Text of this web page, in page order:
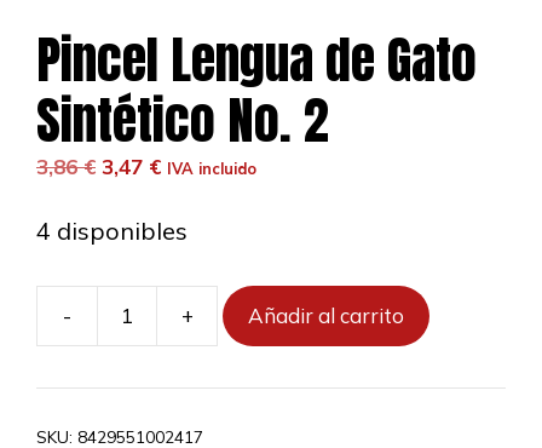
Pincel Lengua de Gato
Sintético No. 2
3,86€ El
original
3,86 €.
3,47 €El
actual
3,47 €.
IVA incluido
4 disponibles
-
Pincel
de
+ Añadir al carrito
SKU: 8429551002417